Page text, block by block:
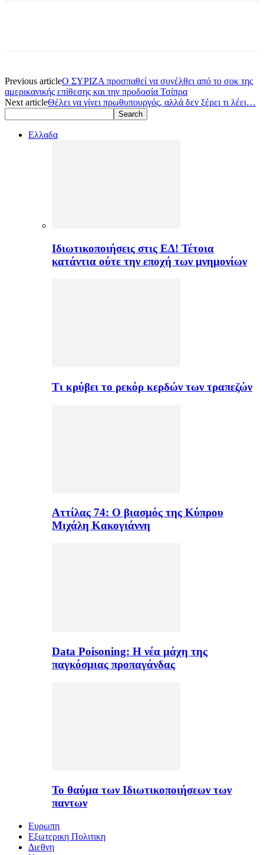
Previous articleΟ ΣΥΡΙΖΑ προσπαθεί να συνέλθει από το σοκ της
αμερικανικής επίθεσης και την προδοσία Τσίπρα
Next articleΘέλει να γίνει πρωθυπουργός, αλλά δεν ξέρει τι λέει…
Ελλαδα
Ιδιωτικοποιήσεις στις ΕΔ! Τέτοια
κατάντια ούτε την εποχή των μνημονίων
Τι κρύβει το ρεκόρ κερδών των τραπεζών
Αττίλας 74: Ο βιασμός της Κύπρου
Μιχάλη Κακογιάννη
Data Poisoning: Η νέα μάχη της
παγκόσμιας προπαγάνδας
Το θαύμα των Ιδιωτικοποιήσεων των
παντων
Ευρωπη
Εξωτερικη Πολιτικη
Διεθνη